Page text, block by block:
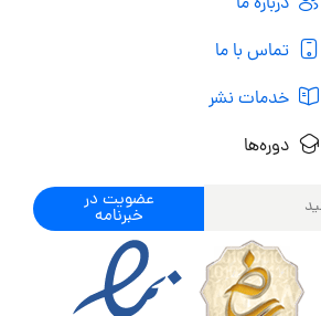
تماس با ما
خدمات نشر
دوره‌ها
عضویت در
خبرنامه